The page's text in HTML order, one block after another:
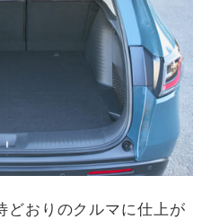
どおりのクルマに仕上が